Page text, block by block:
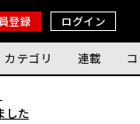
登録 ログイン
カテゴリ 連載
した